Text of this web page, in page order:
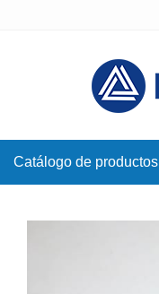
Catálogo de productos